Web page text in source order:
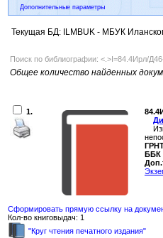
Дополнительные параметры
Текущая БД: ILMBUK - МБУК
Поиск по библиографии: <.>I=84.4Ирл/
Общее количество найденных
1.
ББК
Сформировать прямую ссылку на
Кол-во книговыдач: 1
"Круг чтения печатного издания"